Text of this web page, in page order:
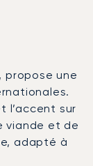
propose une
l’accent sur
viande et de
adapté à